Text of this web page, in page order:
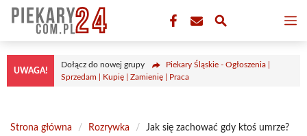
Przejdź
treści
UWAGA!
Dołącz do nowej grupy
Piekary Śląskie - Ogłoszenia |
Sprzedam | Kupię | Zamienię | Praca
Strona główna / Rozrywka /
Jak się zachować gdy ktoś umrze?